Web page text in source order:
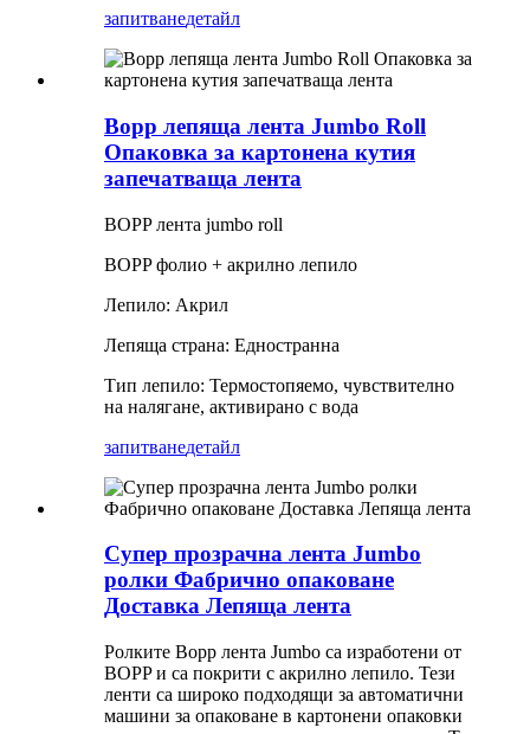
запитванедетайл
Bopp лепяща лента Jumbo Roll
Опаковка за картонена кутия
запечатваща лента
BOPP лента jumbo roll
BOPP фолио + акрилно лепило
Лепило: Акрил
Лепяща страна: Едностранна
Тип лепило: Термостопяемо, чувствително
на налягане, активирано с вода
запитванедетайл
Супер прозрачна лента Jumbo
ролки Фабрично опаковане
Доставка Лепяща лента
Ролките Bopp лента Jumbo са изработени от
BOPP и са покрити с акрилно лепило. Тези
ленти са широко подходящи за автоматични
машини за опаковане в картонени опаковки